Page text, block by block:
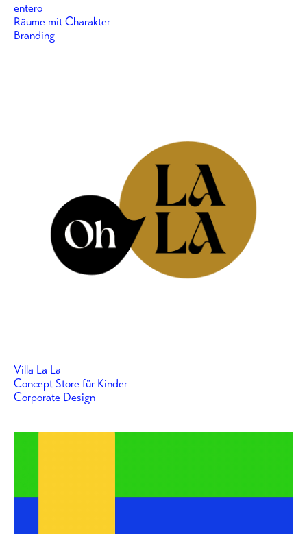
entero
Räume mit Charakter
Branding
Villa La La
Concept Store für Kinder
Corporate Design